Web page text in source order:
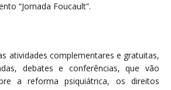
“Jornada Foucault”.
atividades complementares e gratuitas,
debates e conferências, que vão
a reforma psiquiátrica, os direitos